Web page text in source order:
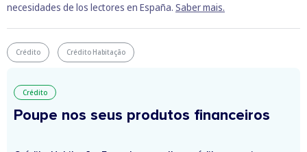
necesidades de los lectores en España. Saber mais.
Crédito Crédito Habitação
Crédito
Poupe nos seus produtos financeiros